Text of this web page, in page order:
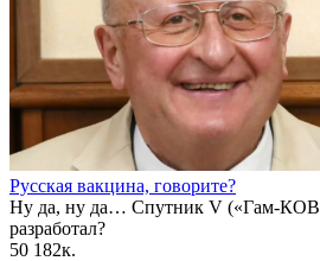
Русская вакцина, говорите?
Ну да, ну да… Спутник V («Гам-
разработал?
50 182к.